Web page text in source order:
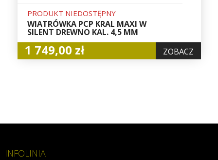
PRODUKT NIEDOSTĘPNY
WIATRÓWKA PCP KRAL MAXI W
SILENT DREWNO KAL. 4,5 MM
1 749,00 zł ZOBACZ
INFOLINIA